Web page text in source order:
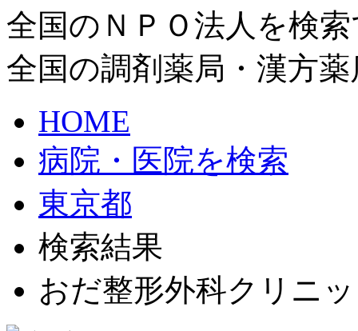
全国のＮＰＯ法人を検
全国の調剤薬局・漢方
HOME
病院・医院を検索
東京都
検索結果
おだ整形外科クリニ